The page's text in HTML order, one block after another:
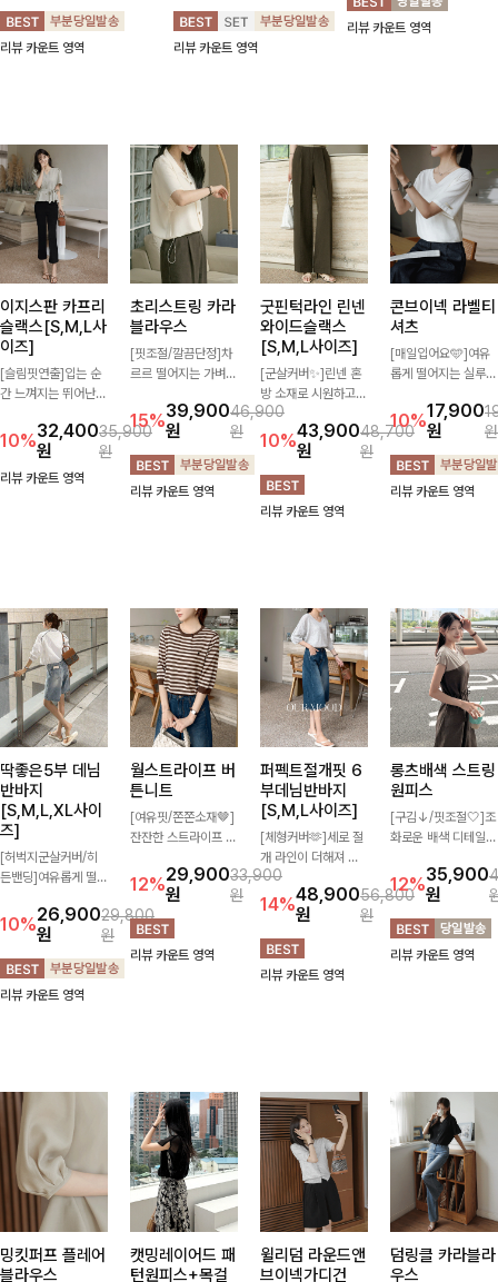
지는 핏 더해져 단독으로도 여
리하고 세련되게 입어져요-
리뷰 카운트 영역
잡아주어 꾸안꾸 무드로 멋스
럽게 완성!
리뷰 카운트 영역
좋아요 ✨
리뷰 카운트 영역
이지스판 카프리
슬랙스[S,M,L사
이즈]
[슬림핏연출]입는 순
간 느껴지는 뛰어난
은 날에도 편안하게
🌿 발목이 드러나는
카프리 기장이 다리
10%32,400
원
35,900
원
리뷰 카운트 영역
초리스트링 카라
블라우스
[핏조절/깔끔단정]차
르르 떨어지는 가벼운
쾌적하게 즐기기 좋은
카라 블라우스- 심플
한 디자인에 클래식한
카라와 버튼 디테일을
더해 데일리부터 오피
15%39,900
원
46,900
원
리뷰 카운트 영역
굿핀턱라인 린넨
와이드슬랙스
[S,M,L사이즈]
[군살커버✨]린넨 혼
방 소재로 시원하고
쾌적하게 즐기기 좋은
와이드 슬랙스입니다.
핀턱 디테일과 여유로
운 와이드 핏이 더해
져 길고 멋스러운 실
루엣을 완성해드려
10%43,900
원
48,700
원
리뷰 카운트 영역
콘브이넥 라벨티
셔츠
[매일입어요🩵]여유
롭게 떨어지는 실루엣
자인으로 데일리하게
즐기기 좋은 티셔츠-
소매 라벨 디테일이
은은한 포인트를 더해
심플하면서도 센스 있
10%17,900
원
원
리뷰 카운트 영역
딱좋은5부 데님
반바지
[S,M,L,XL사이
즈]
[허벅지군살커버/히
든밴딩]여유롭게 떨어
없는 5부 기장으로 편
안하게 즐기기 좋은
데님 팬츠 ✨ 빈티지
한 워싱감이 더해져
캐주얼하면서도 트렌
10%26,900
원
29,800
원
리뷰 카운트 영역
월스트라이프 버
튼니트
[여유핏/쫀쫀소재🤎]
잔잔한 스트라이프 패
더해져 캐주얼하면서
도 세련된 무드를 연
출해주는 니트- 가볍
고 부드러운 착용감으
로 단독은 물론 데일
12%29,900
원
33,900
원
리뷰 카운트 영역
퍼펙트절개핏 6
부데님반바지
[S,M,L사이즈]
[체형커버🫶]세로 절
개 라인이 더해져 다
리 라인을 더욱 길고
슬림하게 연출해주는
5부 데님 반바지 🤍
부담 없는 기장과 여
유로운 핏으로 편안하
게 착용되며 다양한
14%48,900
원
56,800
원
리뷰 카운트 영역
롱츠배색 스트링
원피스
[구김↓/핏조절🤍]조
화로운 배색 디테일로
스! 스트링이 내장되
어있어 여리여리한 라
인을 만들어주고 넉넉
한 포켓으로 실용성까
지 갖췄어요:)
12%35,900
원
리뷰 카운트 영역
밍킷퍼프 플레어
블라우스
캣밍레이어드 패
턴원피스+목걸
윌리덤 라운드앤
브이넥가디건
덤링클 카라블라
우스